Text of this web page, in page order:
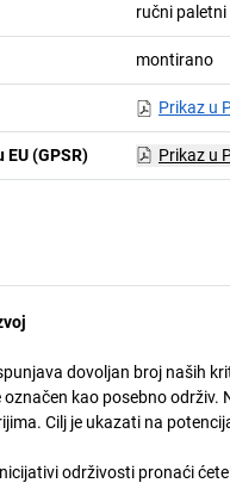
ručni
montirano
Prikaz u
(GPSR) Prikaz u
dovoljan broj naših
označen kao posebno
Cilj je ukazati na
održivosti pronaći